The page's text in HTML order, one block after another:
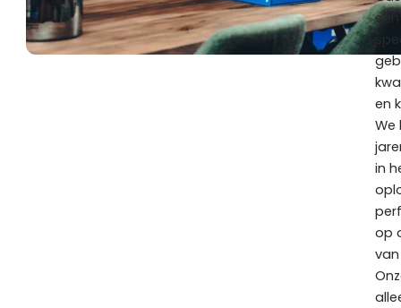
en
We
in
op